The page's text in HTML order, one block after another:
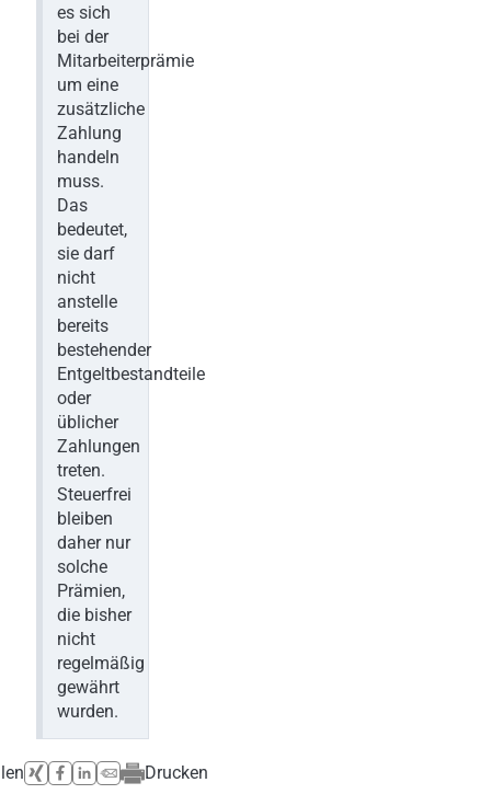
es sich
bei der
Mitarbeiterprämie
um eine
zusätzliche
Zahlung
handeln
muss.
Das
bedeutet,
sie darf
nicht
anstelle
bereits
bestehender
Entgeltbestandteile
oder
üblicher
Zahlungen
treten.
Steuerfrei
bleiben
daher nur
solche
Prämien,
die bisher
nicht
regelmäßig
gewährt
wurden.
Drucken